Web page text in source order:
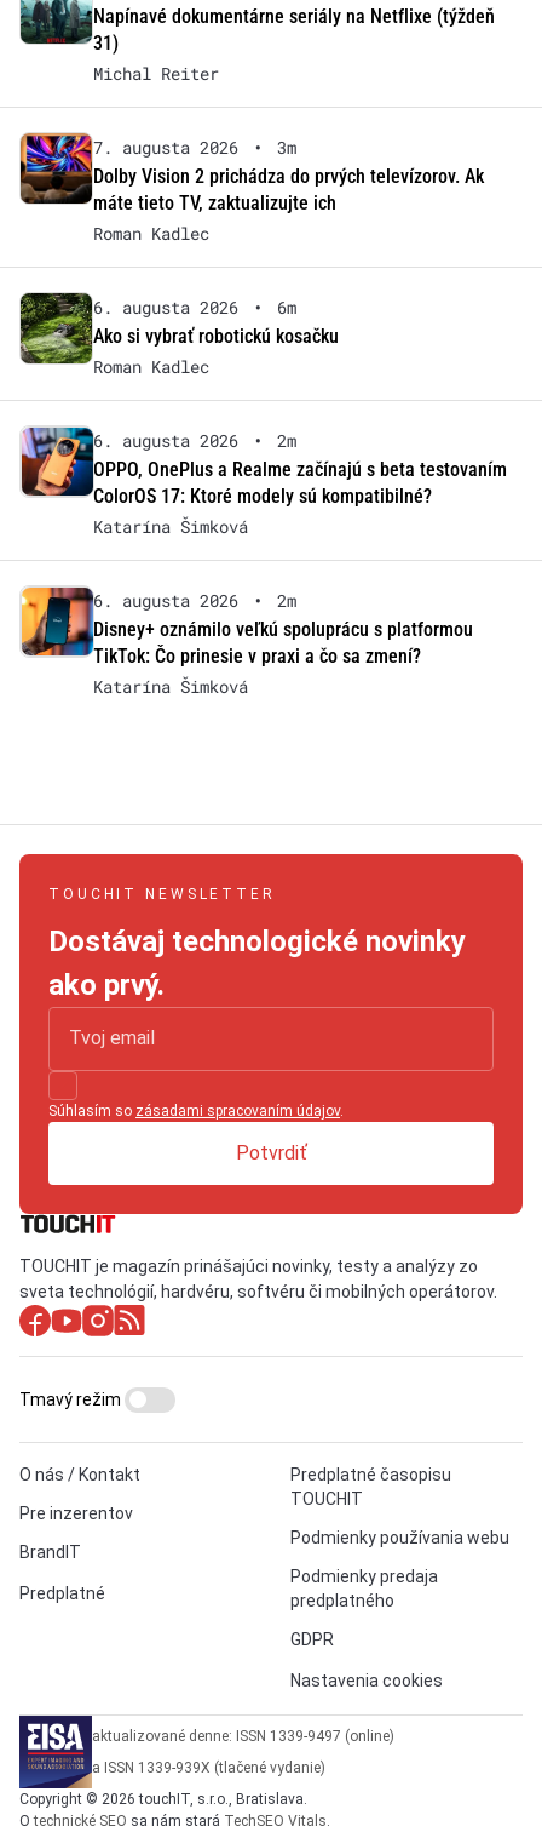
Napínavé dokumentárne seriály na Netflixe (týždeň
31)
Michal Reiter
7. augusta 2026 •
3m
Dolby Vision 2 prichádza do prvých televízorov. Ak
máte tieto TV, zaktualizujte ich
Roman Kadlec
6. augusta 2026 •
6m
Ako si vybrať robotickú kosačku
Roman Kadlec
6. augusta 2026 •
2m
OPPO, OnePlus a Realme začínajú s beta testovaním
ColorOS 17: Ktoré modely sú kompatibilné?
Katarína Šimková
6. augusta 2026 •
2m
Disney+ oznámilo veľkú spoluprácu s platformou
TikTok: Čo prinesie v praxi a čo sa zmení?
Katarína Šimková
TOUCHIT NEWSLETTER
Dostávaj technologické novinky
ako prvý.
Súhlasím so zásadami spracovaním údajov.
Potvrdiť
TOUCHIT je magazín prinášajúci novinky, testy a analýzy zo
sveta technológií, hardvéru, softvéru či mobilných operátorov.
O nás / Kontakt
Pre inzerentov
BrandIT
Predplatné
Predplatné časopisu
TOUCHIT
Podmienky používania webu
Podmienky predaja
predplatného
GDPR
Nastavenia cookies
Tmavý režim
aktualizované denne: ISSN 1339-9497 (online)
a ISSN 1339-939X (tlačené vydanie)
Copyright © 2026 touchIT, s.r.o., Bratislava.
Otechnické SEO sa nám stará TechSEO Vitals.